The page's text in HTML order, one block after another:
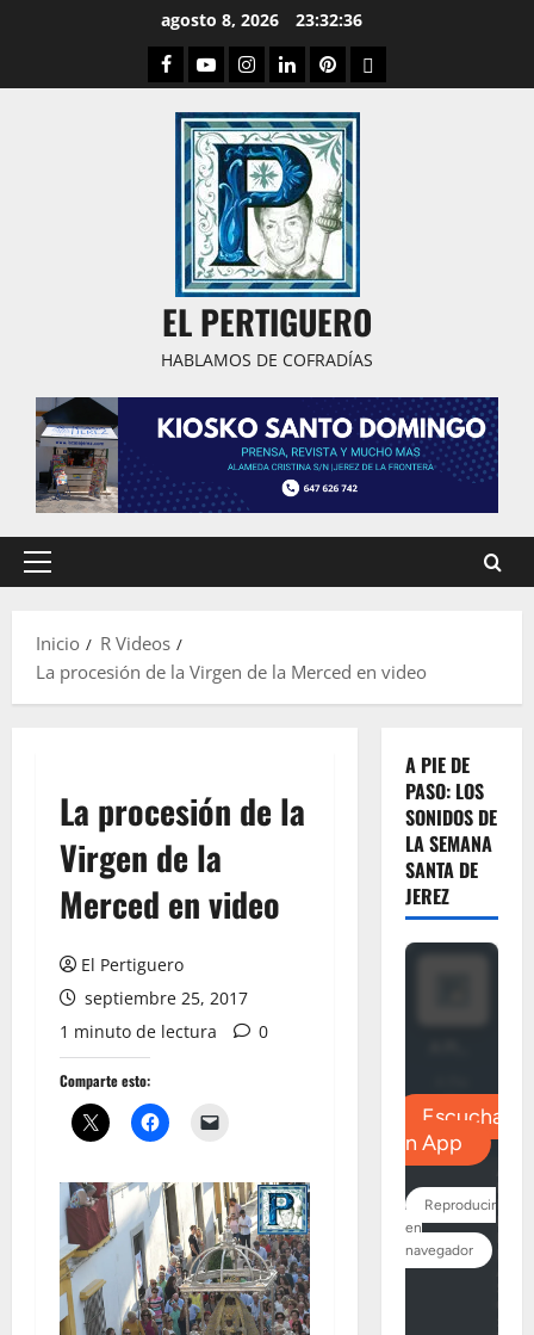
agosto 8, 2026 23:32:37
Facebook
YoutubeInstagram
LinkedPinterestDribbble
EL PERTIGUERO
HABLAMOS DE COFRADÍAS
Menú
Inicio
R Videos
La procesión de la Virgen de la Merced en video
La procesión de la
Virgen de la
Merced en video
El Pertiguero
septiembre 25, 2017
1 minuto de lectura
0
Comparte esto:
A PIE DE
PASO: LOS
SONIDOS DE
LA SEMANA
SANTA DE
JEREZ